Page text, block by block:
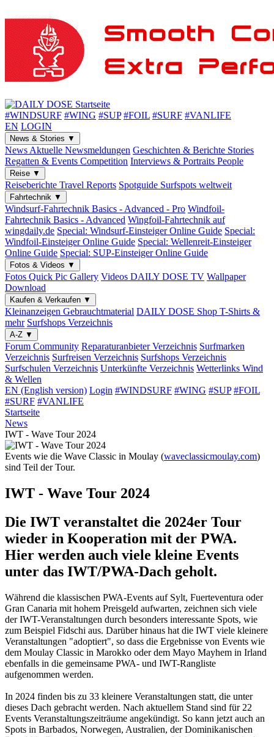
#WINDSURF #WING #SUP #FOIL #SURF #VANLIFE
EN LOGIN
News & Stories ▼
News Aktuelle Newsmeldungen Geschichten & Berichte Stories
Regatten & Events Competition Interviews & Portraits People
Reise ▼
Reiseberichte Travel Reports Spotguide Surfspots weltweit
Fahrtechnik ▼
Windsurf-Fahrtechnik Basics - Advanced - Pro Windfoil-
Fahrtechnik Basics - Advanced Wingfoil-Fahrtechnik auf
wingdaily.de Special: Windsurf-EinsteigerOnline Guide Special:
Windfoil-EinsteigerOnline Guide Special: Wellenreit-Einsteiger
Online Guide Special: SUP-EinsteigerOnline Guide
Fotos & Videos ▼
Fotos Quick Pic Gallery Videos DAILY DOSE TV Wallpaper
Download
Kaufen & Verkaufen ▼
Kleinanzeigen Gebrauchtmaterial DAILY DOSE Shop T-Shirts &
mehr Surfshops Verzeichnis
A-Z ▼
Forum Community ReparaturanbieterVerzeichnis Surfmarken
Verzeichnis Surfreisen Verzeichnis Surfshops Verzeichnis
Surfschulen Verzeichnis Unterkünfte Verzeichnis Wetterlinks Wind
& Wellen
EN (English version) Login #WINDSURF #WING #SUP #FOIL
#SURF #VANLIFE
Startseite
News
IWT - Wave Tour 2024
Events wie die Wave Classic in Moulay (waveclassicmoulay.com)
sind Teil der Tour.
IWT - Wave Tour 2024
Die IWT veranstaltet die 2024er Tour
wieder in Kooperation mit der PWA.
Hier werden auch viele kleine Events
unter das IWT/PWA-Dach geholt.
Während die klassischen PWA-Events auf Sylt, Fuerteventura oder
Gran Canaria mit hohem Preisgeld aufwarten, zeichnen sich viele
der IWT-Veranstaltungen durch besonders interessante Spots, wie
zum Beispiel Fidschi aus. Darüber hinaus hat die IWT viele kleinere
Veranstaltungen "adoptiert", so dass die Ergebnisse von Events wie
dem Moulay Classic in Marokko oder dem Mayo Mayhem in Irland
ebenfalls in die gemeinsame PWA- und IWT-Rangliste
aufgenommen werden.
In 2024 finden bis zu 33 kleinere Veranstaltungen statt, die unter
dieses Dach gebracht werden. Nach aktuellem Stand sind für 22
Events Veranstaltungszeiträume angekündigt. So kann jetzt auch an
Spots in Barbados, Norwegen, Australien, der Dominikanischen